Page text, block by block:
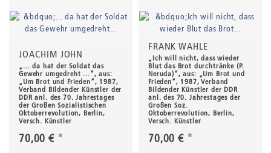
JOACHIM JOHN
„... da hat der Soldat das
Gewehr umgedreht ...”, aus:
„Um Brot und Frieden“, 1987,
Verband Bildender Künstler der
DDR anl. des 70. Jahrestages
der Großen Sozialistischen
Oktoberrevolution, Berlin,
Versch. Künstler
70,00 € *
FRANK WAHLE
„Ich will nicht, dass wieder
Blut das Brot durchtränke (P.
Neruda)”, aus: „Um Brot und
Frieden“, 1987, Verband
Bildender Künstler der DDR
anl. des 70. Jahrestages der
Großen Soz.
Oktoberrevolution, Berlin,
Versch. Künstler
70,00 € *